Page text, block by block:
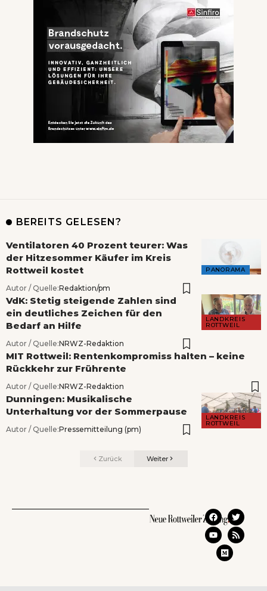
BEREITS GELESEN?
PANORAMA
Ventilatoren 40 Prozent teurer: Was
der Hitzesommer Käufer im Kreis
Rottweil kostet
Autor / Quelle:Redaktion/pm
LANDKREIS
ROTTWEIL
VdK: Stetig steigende Zahlen sind
ein deutliches Zeichen für den
Bedarf an Hilfe
Autor / Quelle:NRWZ-Redaktion
MIT Rottweil: Rentenkompromiss halten – keine
Rückkehr zur Frührente
Autor / Quelle:NRWZ-Redaktion
LANDKREIS
ROTTWEIL
Dunningen: Musikalische
Unterhaltung vor der Sommerpause
Autor / Quelle:Pressemitteilung (pm)
Zurück Weiter